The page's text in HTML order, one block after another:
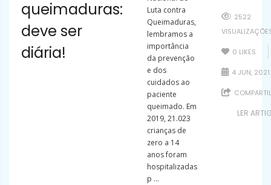
queimaduras:
deve ser
diária!
Luta contra
Queimaduras,
lembramos a
importância
da prevenção
e dos
cuidados ao
paciente
queimado. Em
2019, 21.023
crianças de
zero a 14
anos foram
hospitalizadas
p ...
2522
0 LIKES
4 JUN, 2021
LER